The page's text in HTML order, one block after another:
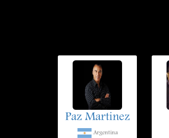
Paz Martinez
Argentina